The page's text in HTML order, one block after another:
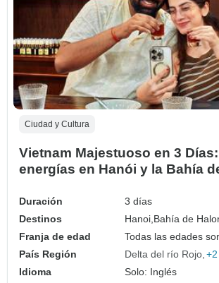
Ciudad y Cultura
Vietnam Majestuoso en 3
energías en Hanói y la Bahía
Duración
3 días
Destinos
Hanoi,Bahía de
Franja de edad
Todas las edades
País Región
Delta del río Rojo
Idioma
Solo: Inglés